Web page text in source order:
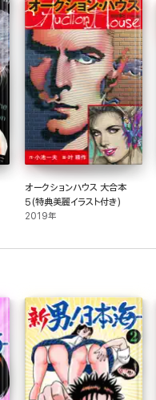
オークションハウス 大合本
5(特典美麗イラスト付き)
2019年